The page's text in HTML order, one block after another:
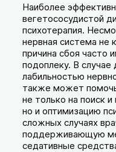
Наиболее
вегетососудистой
психотерапия.
нервная система не
причина сбоя часто
подоплеку. В случае
лабильностью
также может
не только на поиск и
но и оптимизацию
сложных случаях
поддерживающую
седативные